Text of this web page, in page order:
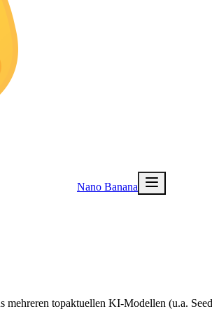
Nano Banana
mehreren topaktuellen KI-Modellen (u.a.